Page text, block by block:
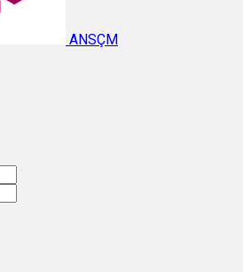
ANSÇM